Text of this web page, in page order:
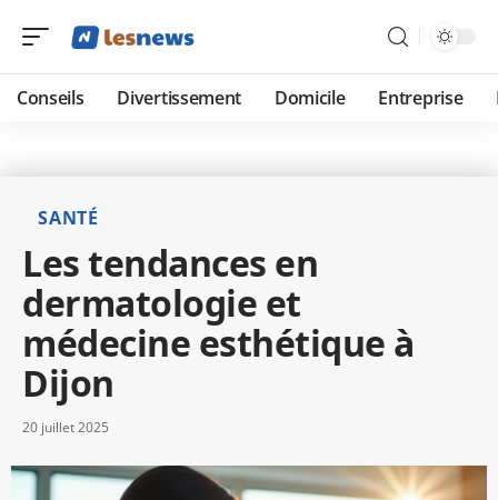
Conseils Divertissement Domicile Entreprise
SANTÉ
Les tendances en
dermatologie et
médecine esthétique à
Dijon
20 juillet 2025